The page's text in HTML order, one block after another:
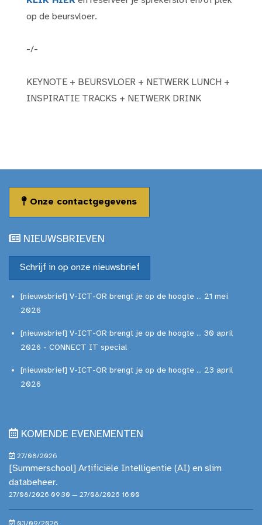
op de beursvloer.
-/-
KEYNOTE + BEURSVLOER + NETWERK LUNCH +
INSPIRATIE TRACKS + NETWERK DRINK
Onze contactgegevens
NIEUWSBRIEVEN
Schrijf in op onze nieuwsbrief
[nieuwsbrief] V-ICT-OR brengt je op de hoogte ... 21 mei
2026
[nieuwsbrief] V-ICT-OR brengt je op de hoogte ... 30 april
2026 - CONNECT IT special
[nieuwsbrief] V-ICT-OR brengt je op de hoogte ... 23 april
2026
KOMENDE EVENEMENTEN
27/08/2026
[Summerschool] Artificiële Intelligentie (AI) en slim
databeheer.
27/08/2026 09:30 — 27/08/2026 16:00
03/09/2026